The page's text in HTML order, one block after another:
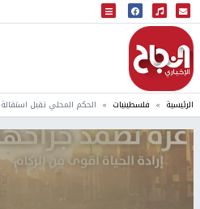
البث المباشر
إذاعة النجاح
الرئيسية فلسطينيات الحكم المحلي تقبل